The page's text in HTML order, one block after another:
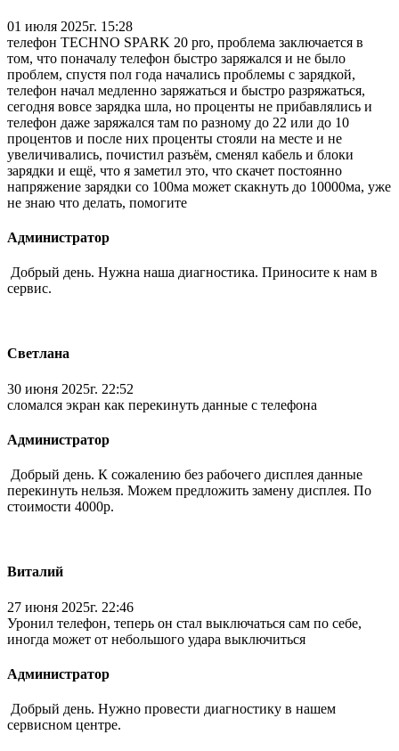
01 июля 2025г. 15:28
телефон TECHNO SPARK 20 pro, проблема заключается в
том, что поначалу телефон быстро заряжался и не было
проблем, спустя пол года начались проблемы с зарядкой,
телефон начал медленно заряжаться и быстро разряжаться,
сегодня вовсе зарядка шла, но проценты не прибавлялись и
телефон даже заряжался там по разному до 22 или до 10
процентов и после них проценты стояли на месте и не
увеличивались, почистил разъём, сменял кабель и блоки
зарядки и ещё, что я заметил это, что скачет постоянно
напряжение зарядки со 100ма может скакнуть до 10000ма, уже
не знаю что делать, помогите
Администратор
Добрый день. Нужна наша диагностика. Приносите к нам в
сервис.
Светлана
30 июня 2025г. 22:52
сломался экран как перекинуть данные с телефона
Администратор
Добрый день. К сожалению без рабочего дисплея данные
перекинуть нельзя. Можем предложить замену дисплея. По
стоимости 4000р.
Виталий
27 июня 2025г. 22:46
Уронил телефон, теперь он стал выключаться сам по себе,
иногда может от небольшого удара выключиться
Администратор
Добрый день. Нужно провести диагностику в нашем
сервисном центре.